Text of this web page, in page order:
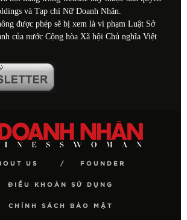
và Tạp chí Nữ Doanh Nhân.
được phép sẽ bị xem là vi phạm Luật Sở
của nước Cộng hòa Xã hội Chủ nghĩa Việt
US FOUNDER
ĐIỀU KHOẢN SỬ DỤNG
CHÍNH SÁCH BẢO MẬT